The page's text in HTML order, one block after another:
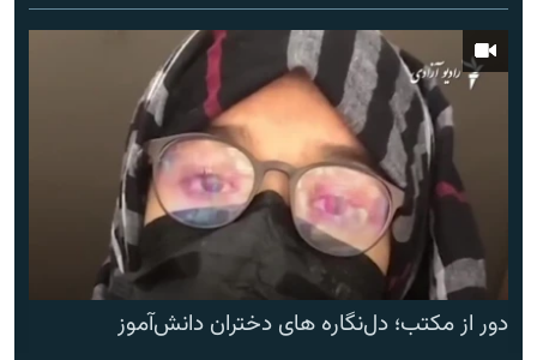
دور از مکتب؛ دل‌نگاره های دختران دانش‌آموز